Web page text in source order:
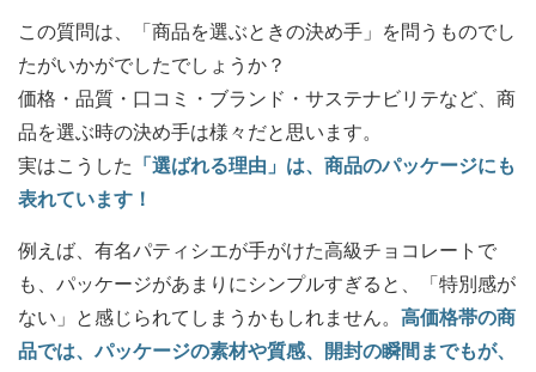
この質問は、「商品を選ぶときの決め手」を問うものでし
たがいかがでしたでしょうか？
価格・品質・口コミ・ブランド・サステナビリテなど、商
品を選ぶ時の決め手は様々だと思います。
実はこうした 「選ばれる理由」は、商品のパッケージにも
表れています！
例えば、有名パティシエが手がけた高級チョコレートで
も、パッケージがあまりにシンプルすぎると、「特別感が
ない」と感じられてしまうかもしれません。 高価格帯の商
品では、パッケージの素材や質感、開封の瞬間までもが、